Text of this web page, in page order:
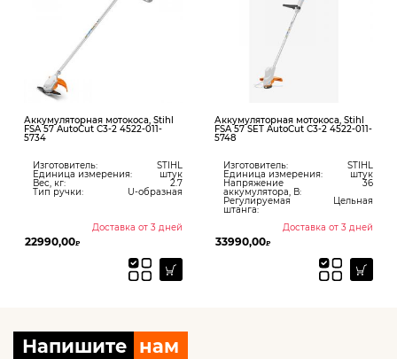
Аккумуляторная мотокоса, Stihl
FSA 57 AutoCut C3-2 4522-011-
5734
Изготовитель: STIHL
Единица измерения: штук
Вес, кг: 2.7
Тип ручки: U-образная
Доставка от 3 дней
22990,00₽
Аккумуляторная мотокоса, Stihl
FSA 57 SET AutoCut C3-2 4522-011-
5748
Изготовитель: STIHL
Единица измерения: штук
Напряжение
аккумулятора, В:
36
Регулируемая
штанга:
Цельная
Доставка от 3 дней
33990,00₽
Напишите нам